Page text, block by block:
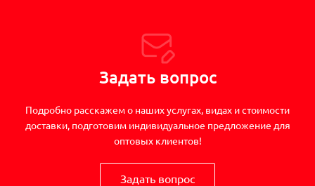
Задать вопрос
Подробно расскажем о наших услугах, видах и стоимости
доставки, подготовим индивидуальное предложение для
оптовых клиентов!
Задать вопрос